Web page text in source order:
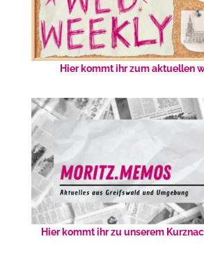
Hier kommt ihr zum aktuellen
Hier kommt ihr zu unserem